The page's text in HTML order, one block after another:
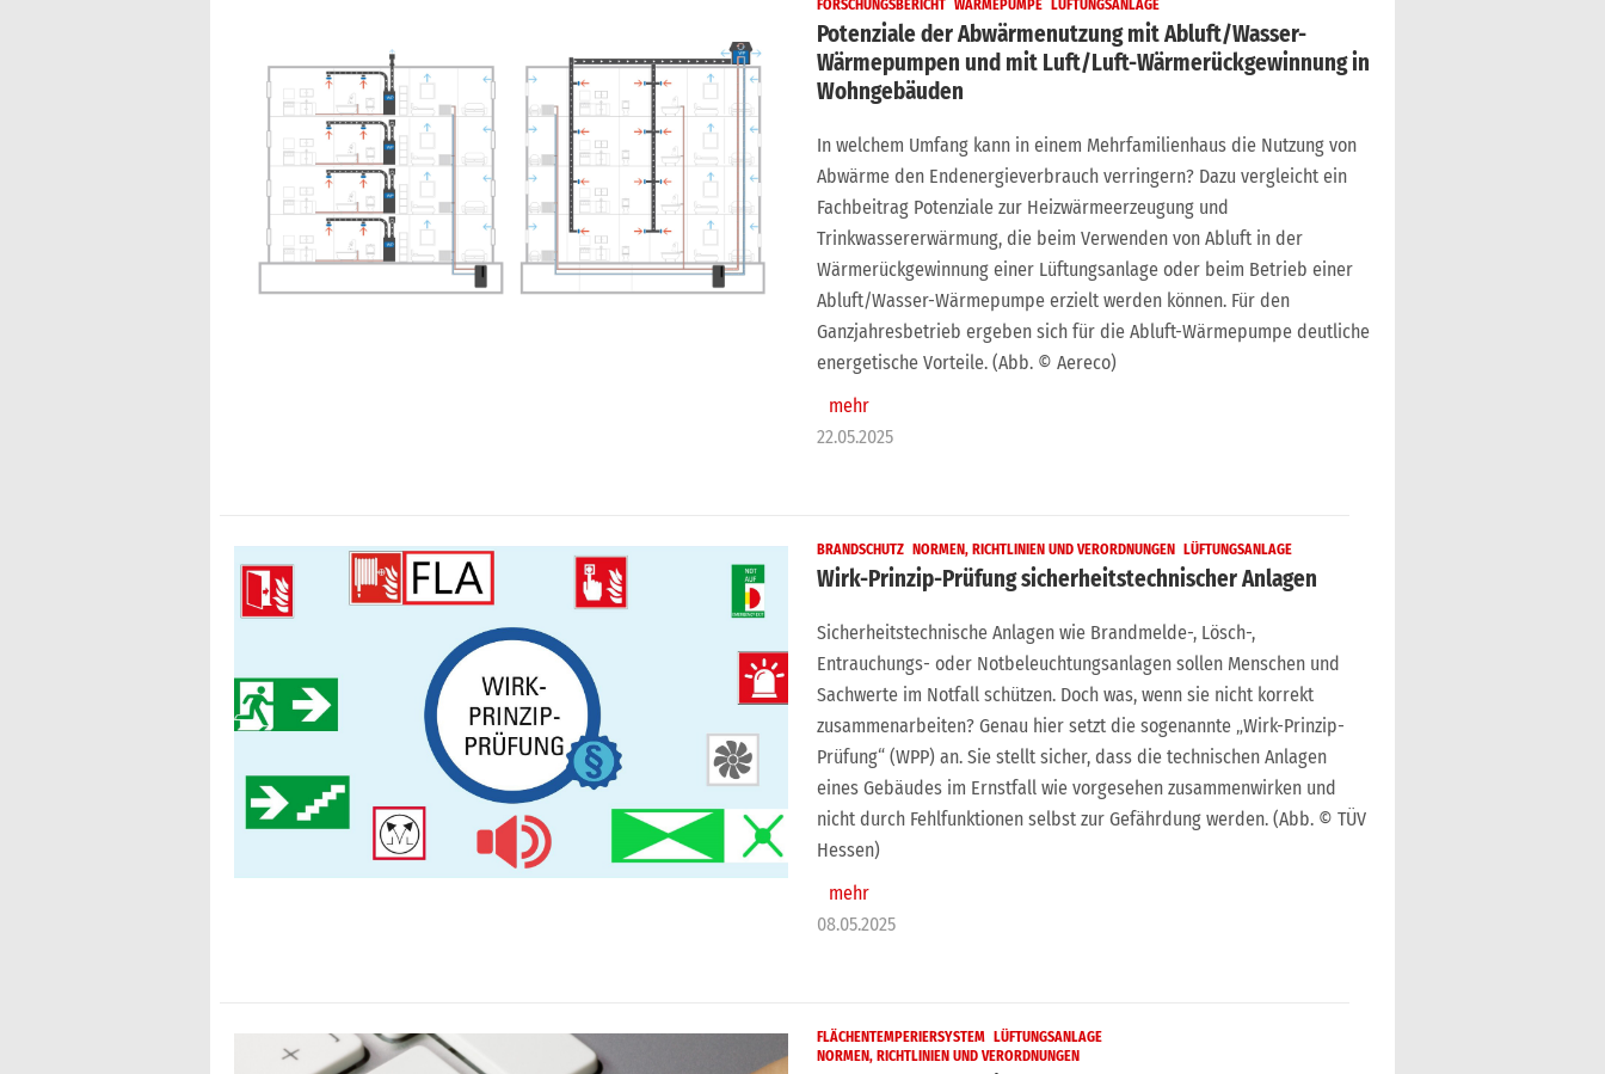
FORSCHUNGSBERICHT WÄRMEPUMPE LÜFTUNGSANLAGE
Potenziale der Abwärmenutzung mit Abluft/Wasser-
Wärmepumpen und mit Luft/Luft-Wärmerückgewinnung in
Wohngebäuden
In welchem Umfang kann in einem Mehrfamilienhaus die Nutzung von
Abwärme den Endenergieverbrauch verringern? Dazu vergleicht ein
Fachbeitrag Potenziale zur Heizwärmeerzeugung und
Trinkwassererwärmung, die beim Verwenden von Abluft in der
Wärmerückgewinnung einer Lüftungsanlage oder beim Betrieb einer
Abluft/Wasser-Wärmepumpe erzielt werden können. Für den
Ganzjahresbetrieb ergeben sich für die Abluft-Wärmepumpe deutliche
energetische Vorteile. (Abb. © Aereco)
mehr
22.05.2025
BRANDSCHUTZ NORMEN, RICHTLINIEN UND VERORDNUNGEN LÜFTUNGSANLAGE
Wirk-Prinzip-Prüfung sicherheitstechnischer Anlagen
Sicherheitstechnische Anlagen wie Brandmelde-, Lösch-,
Entrauchungs- oder Notbeleuchtungsanlagen sollen Menschen und
Sachwerte im Notfall schützen. Doch was, wenn sie nicht korrekt
zusammenarbeiten? Genau hier setzt die sogenannte „Wirk-Prinzip-
Prüfung“ (WPP) an. Sie stellt sicher, dass die technischen Anlagen
eines Gebäudes im Ernstfall wie vorgesehen zusammenwirken und
nicht durch Fehlfunktionen selbst zur Gefährdung werden. (Abb. © TÜV
Hessen)
mehr
08.05.2025
FLÄCHENTEMPERIERSYSTEM
LÜFTUNGSANLAGE
NORMEN, RICHTLINIEN UND VERORDNUNGEN